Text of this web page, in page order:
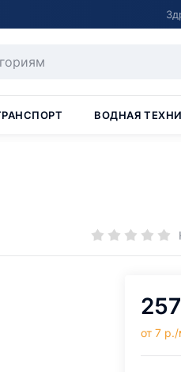
ВОДНАЯ
257
от 7